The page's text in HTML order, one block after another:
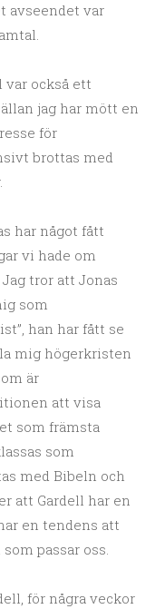
avseendet var
var också ett
jag har mött en
för
brottas med
har något fått
vi hade om
tror att Jonas
som
han har fått se
mig högerkristen
är
att visa
som främsta
som
med Bibeln och
att Gardell har en
en tendens att
passar oss.
för några veckor